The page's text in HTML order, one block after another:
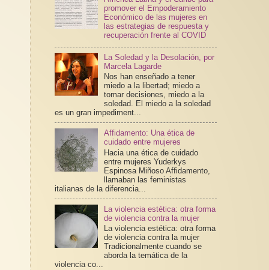
promover el Empoderamiento
Económico de las mujeres en
las estrategias de respuesta y
recuperación frente al COVID
La Soledad y la Desolación, por
Marcela Lagarde
Nos han enseñado a tener
miedo a la libertad; miedo a
tomar decisiones, miedo a la
soledad. El miedo a la soledad
es un gran impediment...
Affidamento: Una ética de
cuidado entre mujeres
Hacia una ética de cuidado
entre mujeres Yuderkys
Espinosa Miñoso Affidamento,
llamaban las feministas
italianas de la diferencia...
La violencia estética: otra forma
de violencia contra la mujer
La violencia estética: otra forma
de violencia contra la mujer
Tradicionalmente cuando se
aborda la temática de la
violencia co...